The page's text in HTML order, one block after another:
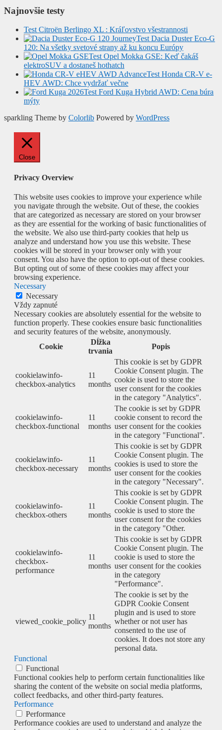
Najnovšie testy
Test Citroën Berlingo XL : Kráľovstvo všestrannosti
Test Dacia Duster Eco-G
120: Na všetky svetové strany až ku koncu Európy
Test Opel Mokka GSE: Keď čakáš
elektroSUV a dostaneš hothatch
Test Honda CR-V e-
HEV AWD: Chce vydržať večne
Test Ford Kuga Hybrid AWD: Cena búra
mýty
sparkling Theme by Colorlib Powered by WordPress
Close
Privacy Overview
This website uses cookies to improve your experience while
you navigate through the website. Out of these, the cookies
that are categorized as necessary are stored on your browser
as they are essential for the working of basic functionalities of
the website. We also use third-party cookies that help us
analyze and understand how you use this website. These
cookies will be stored in your browser only with your
consent. You also have the option to opt-out of these cookies.
But opting out of some of these cookies may affect your
browsing experience.
Necessary
Necessary
Vždy zapnuté
Necessary cookies are absolutely essential for the website to
function properly. These cookies ensure basic functionalities
and security features of the website, anonymously.
Cookie
Dĺžka
trvania
Popis
cookielawinfo-
checkbox-analytics
11
months
This cookie is set by GDPR
Cookie Consent plugin. The
cookie is used to store the
user consent for the cookies
in the category "Analytics".
cookielawinfo-
checkbox-functional
11
months
The cookie is set by GDPR
cookie consent to record the
user consent for the cookies
in the category "Functional".
cookielawinfo-
checkbox-necessary
11
months
This cookie is set by GDPR
Cookie Consent plugin. The
cookies is used to store the
user consent for the cookies
in the category "Necessary".
cookielawinfo-
checkbox-others
11
months
This cookie is set by GDPR
Cookie Consent plugin. The
cookie is used to store the
user consent for the cookies
in the category "Other.
cookielawinfo-
checkbox-
performance
11
months
This cookie is set by GDPR
Cookie Consent plugin. The
cookie is used to store the
user consent for the cookies
in the category
"Performance".
viewed_cookie_policy
11
months
The cookie is set by the
GDPR Cookie Consent
plugin and is used to store
whether or not user has
consented to the use of
cookies. It does not store any
personal data.
Functional
Functional
Functional cookies help to perform certain functionalities like
sharing the content of the website on social media platforms,
collect feedbacks, and other third-party features.
Performance
Performance
Performance cookies are used to understand and analyze the